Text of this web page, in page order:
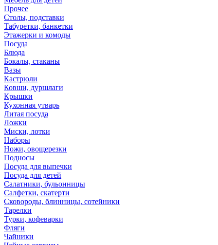
Прочее
Столы, подставки
Табуретки, банкетки
Этажерки и комоды
Посуда
Блюда
Бокалы, стаканы
Вазы
Кастрюли
Ковши, дуршлаги
Крышки
Кухонная утварь
Литая посуда
Ложки
Миски, лотки
Наборы
Ножи, овощерезки
Подносы
Посуда для выпечки
Посуда для детей
Салатники, бульонницы
Салфетки, скатерти
Сковороды, блинницы, сотейники
Тарелки
Турки, кофеварки
Фляги
Чайники